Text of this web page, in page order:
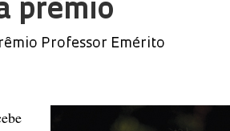
prêmio
Professor Emérito